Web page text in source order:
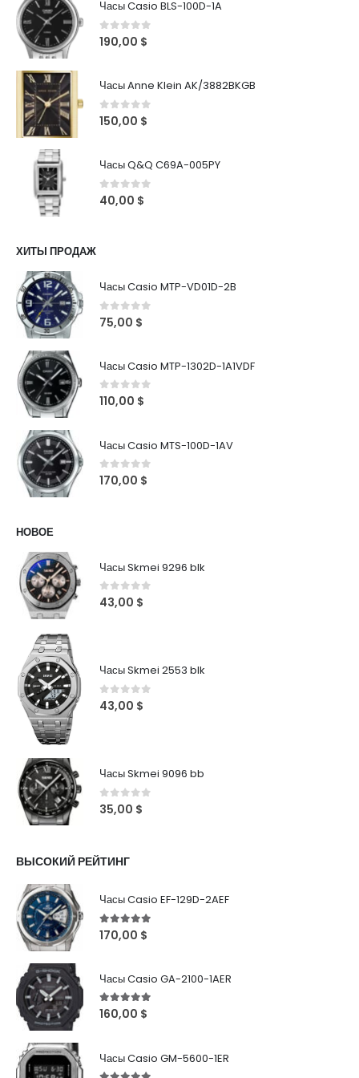
Часы Casio BLS-100D-1A
0out of 5
190,00 $
Часы Anne Klein AK/3882BKGB
0out of 5
150,00 $
Часы Q&Q C69A-005PY
0 out of 5
40,00 $
ХИТЫ ПРОДАЖ
Часы Casio MTP-VD01D-2B
0out of 5
75,00 $
Часы Casio MTP-1302D-1A1VDF
0out of 5
110,00 $
Часы Casio MTS-100D-1AV
0out of 5
170,00 $
НОВОЕ
Часы Skmei 9296 blk
0 out of 5
43,00 $
Часы Skmei 2553 blk
0 out of 5
43,00 $
Часы Skmei 9096 bb
0out of 5
35,00 $
ВЫСОКИЙ РЕЙТИНГ
Часы Casio EF-129D-2AEF
5out of 5
170,00 $
Часы Casio GA-2100-1AER
5out of 5
160,00 $
Часы Casio GM-5600-1ER